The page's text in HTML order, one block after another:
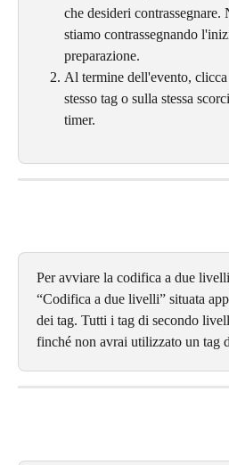
che desideri contrassegnare.
stiamo contrassegnando
preparazione.
Al termine dell'evento,
stesso tag o sulla stessa
timer.
Per avviare la codifica a due
“Codifica a due livelli” situata
dei tag. Tutti i tag di secondo
finché non avrai utilizzato un tag